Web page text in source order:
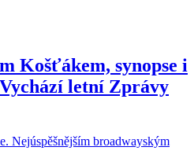
Košťákem, synopse i
letní Zprávy